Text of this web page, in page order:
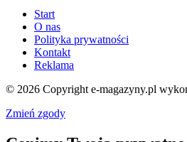
Start
O nas
Polityka prywatności
Kontakt
Reklama
© 2026 Copyright e-magazyny.pl
Zmień zgody